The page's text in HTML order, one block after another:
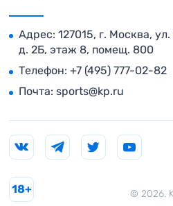
Адрес: 127015, г. Москва,
д. 2Б, этаж 8, помещ. 800
Телефон: +7 (495) 777-02-82
Почта: sports@kp.ru
© 2026.
18+